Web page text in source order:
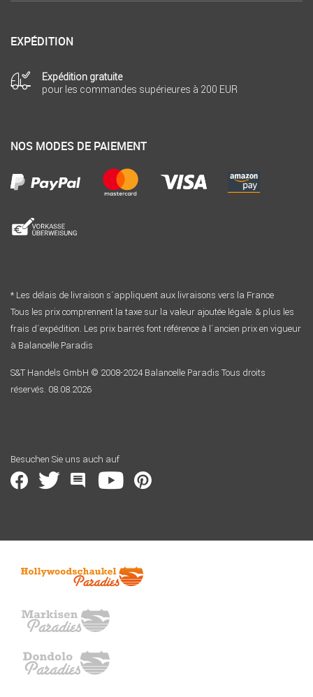
EXPÉDITION
Expédition gratuite
pour les commandes supérieures à 200 EUR
NOS MODES DE PAIEMENT
* Les délais de livraison s´appliquent aux livraisons vers la France
Tous les prix comprennent la taxe sur la valeur ajoutée légale. & plus les
frais d´expédition. Les prix barrés font référence à l´ancien prix en vigueur
à Balancelle Paradis
S&T Handels GmbH © 2008-2024 Balancelle Paradis Tous droits
réservés. 08.08.2026
Besuchen Sie uns auch auf